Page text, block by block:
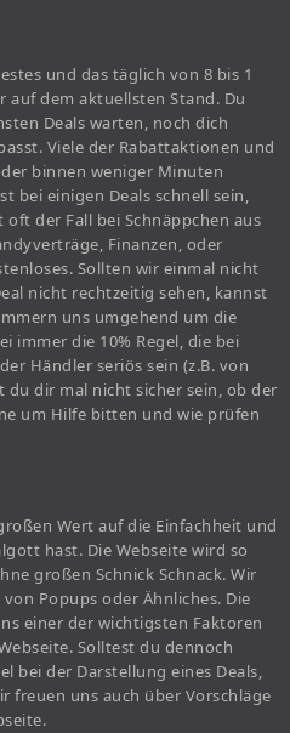
und das täglich von 8 bis 1
auf dem aktuellsten Stand. Du
Deals warten, noch dich
Viele der Rabattaktionen und
binnen weniger Minuten
bei einigen Deals schnell sein,
der Fall bei Schnäppchen aus
Finanzen, oder
Sollten wir einmal nicht
nicht rechtzeitig sehen, kannst
uns umgehend um die
immer die 10% Regel, die bei
Händler seriös sein (z.B. von
du dir mal nicht sicher sein, ob der
um Hilfe bitten und wie prüfen
Wert auf die Einfachheit und
hast. Die Webseite wird so
großen Schnick Schnack. Wir
Popups oder Ähnliches. Die
einer der wichtigsten Faktoren
Solltest du dennoch
bei der Darstellung eines Deals,
freuen uns auch über Vorschläge